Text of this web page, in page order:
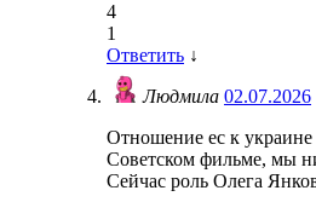
4
1
Ответить ↓
Людмила 02.07.2026
Отношение ес к украине
Советском фильме, мы
Сейчас роль Олега